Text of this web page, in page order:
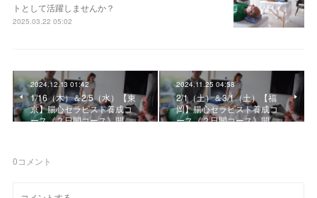
トとして活躍しませんか？
2025.03.22 05:02
2024.12.13 01:42
1/16（木）＆2/5（水）【東
京】腸心セラピスト養成コ
ース《２日間コース》開…
2024.11.25 04:58
2/1（土）＆3/1（土）【福
岡】腸心セラピスト養成コ
ース《２日間コース》開…
0コメント